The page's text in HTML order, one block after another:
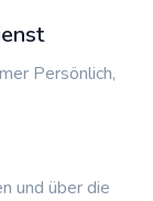
Persönlich,
und über die